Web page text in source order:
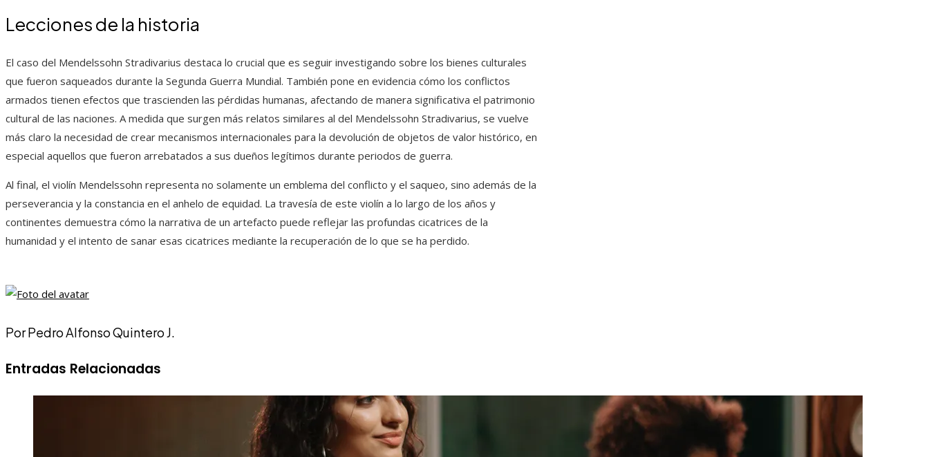
Lecciones de la historia
El caso del Mendelssohn Stradivarius destaca lo crucial que es seguir investigando sobre los bienes culturales
que fueron saqueados durante la Segunda Guerra Mundial. También pone en evidencia cómo los conflictos
armados tienen efectos que trascienden las pérdidas humanas, afectando de manera significativa el patrimonio
cultural de las naciones. A medida que surgen más relatos similares al del Mendelssohn Stradivarius, se vuelve
más claro la necesidad de crear mecanismos internacionales para la devolución de objetos de valor histórico, en
especial aquellos que fueron arrebatados a sus dueños legítimos durante periodos de guerra.
Al final, el violín Mendelssohn representa no solamente un emblema del conflicto y el saqueo, sino además de la
perseverancia y la constancia en el anhelo de equidad. La travesía de este violín a lo largo de los años y
continentes demuestra cómo la narrativa de un artefacto puede reflejar las profundas cicatrices de la
humanidad y el intento de sanar esas cicatrices mediante la recuperación de lo que se ha perdido.
Por Pedro Alfonso Quintero J.
Entradas Relacionadas